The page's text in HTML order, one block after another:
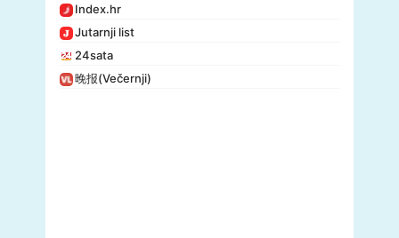
Index.hr
Jutarnji list
24sata
晚报(Večernji)